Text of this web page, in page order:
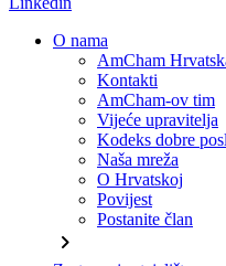
O nama
AmCham
Kontakti
AmCham-ov tim
Vijeće upravitelja
Kodeks dobre
Naša mreža
O Hrvatskoj
Povijest
Postanite član
chevron_right